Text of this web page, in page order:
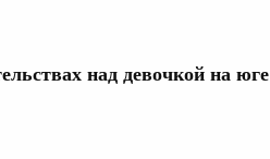
над девочкой на юге